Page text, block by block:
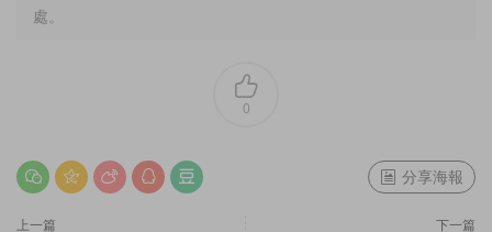
處。
0
分享海報
上一篇 下一篇